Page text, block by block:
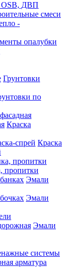
OSB, ДВП
смеси
-
опалубки
Грунтовки
по
Краска
Краска
пропитки
Эмали
Эмали
Эмали
системы
арматура